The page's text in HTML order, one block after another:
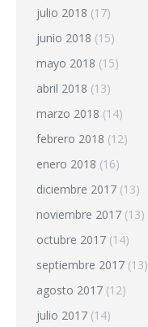
julio 2018 (17)
junio 2018 (15)
mayo 2018 (15)
abril 2018 (13)
marzo 2018 (14)
febrero 2018 (12)
enero 2018 (16)
diciembre 2017 (13)
noviembre 2017 (13)
octubre 2017 (14)
septiembre 2017 (13)
agosto 2017 (12)
julio 2017 (14)